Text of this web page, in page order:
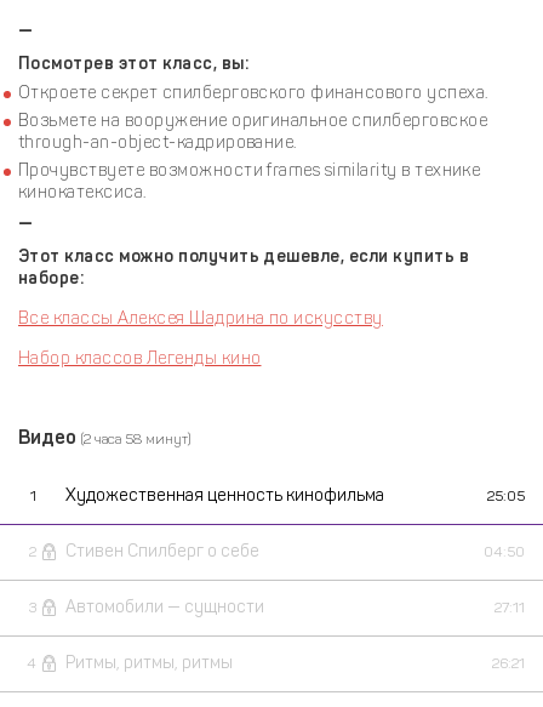
—
Посмотрев этот класс, вы:
Откроете секрет спилберговского финансового успеха.
Возьмете на вооружение оригинальное спилберговское
through-an-object-кадрирование.
Прочувствуете возможности frames similarity в технике
кинокатексиса.
—
Этот класс можно получить дешевле, если купить в
наборе:
Все классы Алексея Шадрина по искусству
Набор классов Легенды кино
Видео (2 часа 58 минут)
1 Художественная ценность кинофильма 25:05
2 Стивен Спилберг о себе 04:50
3 Автомобили — сущности 27:11
4 Ритмы, ритмы, ритмы 26:21